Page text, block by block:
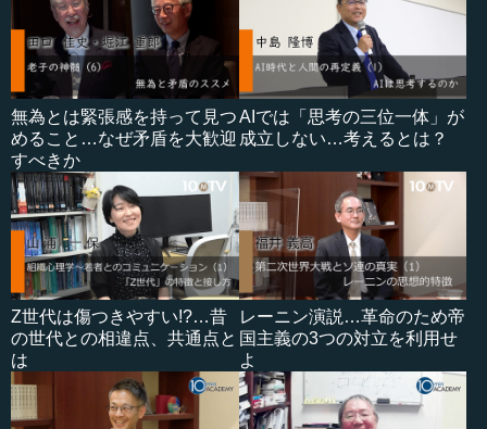
無為とは緊張感を持って見つ
めること…なぜ矛盾を大歓迎
すべきか
AIでは「思考の三位一体」が
成立しない…考えるとは？
Z世代は傷つきやすい!?…昔
の世代との相違点、共通点と
は
レーニン演説…革命のため帝
国主義の3つの対立を利用せ
よ